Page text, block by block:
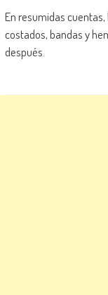
En resumidas
costados, bandas y
después.